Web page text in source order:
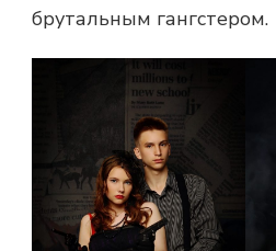
брутальным гангстером.